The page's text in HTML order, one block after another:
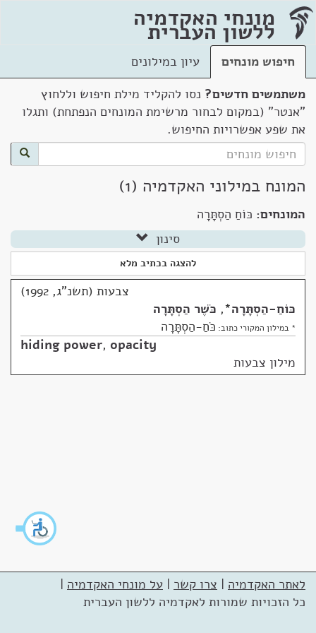
מונחי האקדמיה
ללשון העברית
חיפוש מונחים
עיון במילונים
משתמשים חדשים? נסו להקליד מילת חיפוש וללחוץ
"אנטר" (במקום לבחור מרשימת המונחים הנפתחת) ותגלו
את שפע אפשרויות החיפוש.
המונח במילוני האקדמיה (1)
המונחים: כּוֹחַ הַסְתָּרָה
סינון
להצגה בכתיב מלא
צבעות (תשנ"ג, 1992)
כּוֹחַ-הַסְתָּרָה*
, כֹּשֶׁר הַסְתָּרָה
* במילון המקורי כתוב: כֹּחַ-הַסְתָּרָה
hiding power, opacity
מילון צבעות
לאתר האקדמיה | צרו קשר | על מונחי האקדמיה |
כל הזכויות שמורות לאקדמיה ללשון העברית